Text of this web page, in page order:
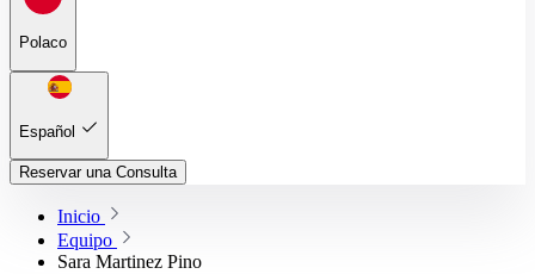
Polaco
Español
Reservar una Consulta
Inicio
Equipo
Sara Martinez Pino